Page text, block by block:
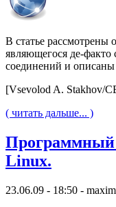
В статье рассмотрены
являющегося де-факто
соединений и описаны
[Vsevolod A. Stakhov/
( читать дальше... )
Программный
Linux.
23.06.09 - 18:50 -